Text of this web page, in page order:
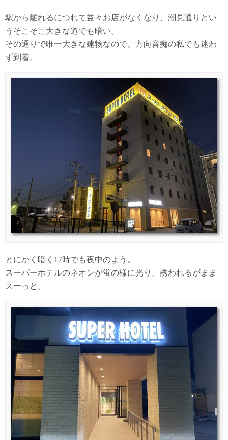
駅から離れるにつれて益々お店がなくなり、潮見通りとい
うそこそこ大きな道でも暗い。
その通りで唯一大きな建物なので、方向音痴の私でも迷わ
ず到着。
とにかく暗く17時でも夜中のよう。
スーパーホテルのネオンが蛍の様に光り、誘われるがまま
スーっと。